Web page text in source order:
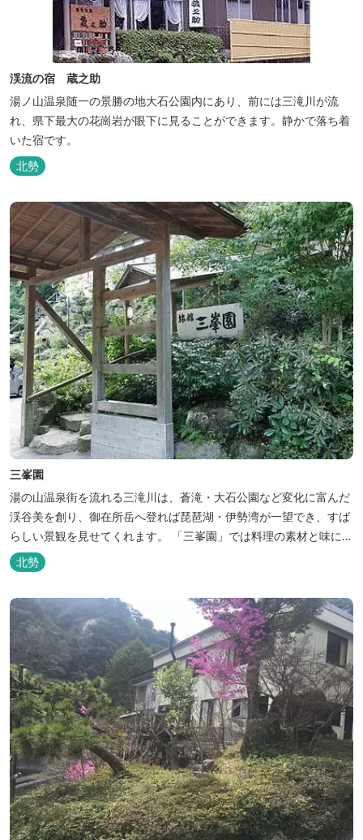
渓流の宿 蔵之助
湯ノ山温泉随一の景勝の地大石公園内にあり、前には三滝川が流
れ、県下最大の花崗岩が眼下に見ることができます。静かで落ち着
いた宿です。
北勢
三峯園
湯の山温泉街を流れる三滝川は、蒼滝・大石公園など変化に富んだ
渓谷美を創り、御在所岳へ登れば琵琶湖・伊勢湾が一望でき、すば
らしい景観を見せてくれます。 「三峯園」では料理の素材と味にも
こだわり、お客様に四季の織り成す景観と、いい湯、いい味、めぐ
りあいをお届けいたします。
北勢